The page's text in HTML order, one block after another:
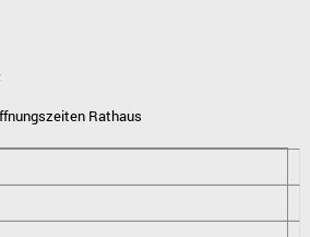
Rathaus